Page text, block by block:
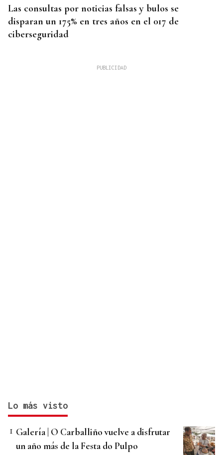
Las consultas por noticias falsas y bulos se
disparan un 175% en tres años en el 017 de
ciberseguridad
Lo más visto
Galería | O Carballiño vuelve a disfrutar
un año más de la Festa do Pulpo